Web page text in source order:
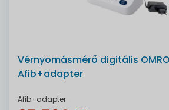
Vérnyomásmérő digitális
Afib+adapter
Afib+adapter